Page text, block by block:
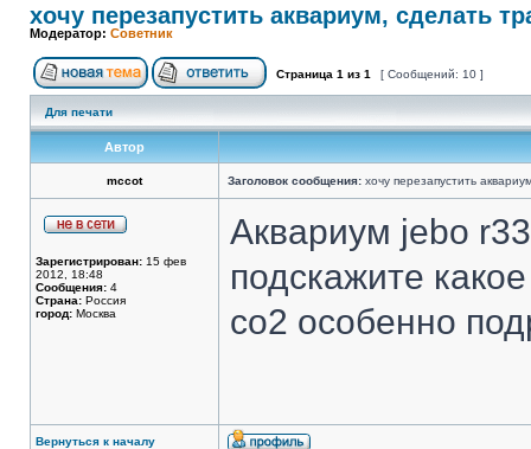
хочу перезапустить аквариум, сделать
Модератор: Советник
Страница 1 из 1 [ Сообщений: 10 ]
Для печати
Автор
mccot Заголовок сообщения: хочу перезапустить
Зарегистрирован: 15 фев
2012, 18:48
Сообщения: 4
Страна: Россия
город: Москва
Аквариум jebo
подскажите
со2 особенно
Вернуться к началу